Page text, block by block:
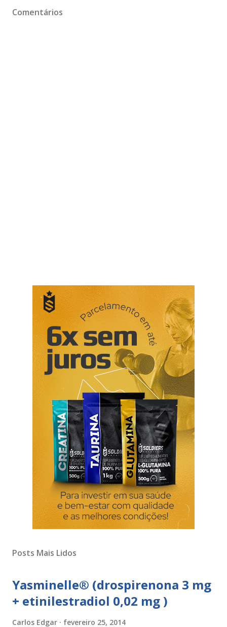
Comentários
Posts Mais Lidos
Yasminelle® (drospirenona 3 mg
+ etinilestradiol 0,02 mg )
Carlos Edgar fevereiro 25, 2014